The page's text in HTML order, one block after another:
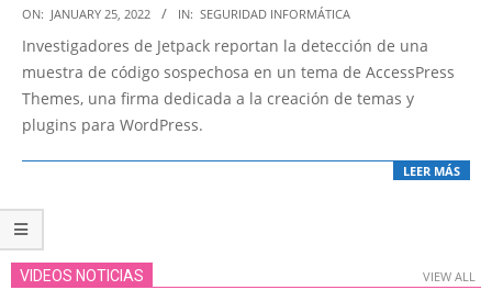
2022-
01-
25
ON: JANUARY 25, 2022 IN: SEGURIDAD INFORMÁTICA
Investigadores de Jetpack reportan la detección de una
muestra de código sospechosa en un tema de AccessPress
Themes, una firma dedicada a la creación de temas y
plugins para WordPress.
LEER MÁS
VIDEOS NOTICIAS VIEW ALL